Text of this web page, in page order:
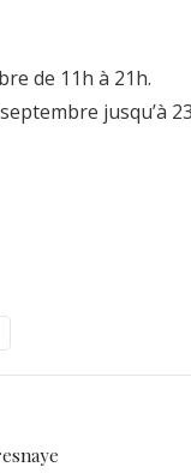
de 11h à 21h.
jusqu’à